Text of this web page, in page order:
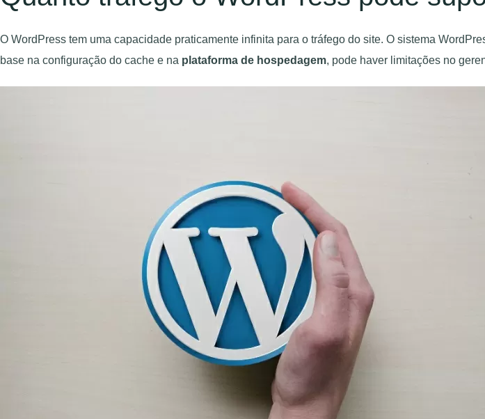
O WordPress tem uma capacidade praticamente infinita para o tráfego do site. O sistema
base na configuração do cache e na plataforma de hospedagem, pode haver limitações no